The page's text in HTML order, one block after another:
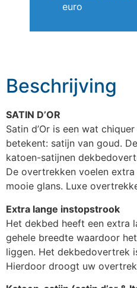
euro
Beschrijving
SATIN D’OR
Satin d’Or is een wat
betekent: satijn van goud.
katoen-satijnen
De overtrekken voelen
mooie glans. Luxe
Extra lange instopstrook
Het dekbed heeft een extra
gehele breedte waardoor
liggen. Het dekbedovertrek
Hierdoor droogt uw